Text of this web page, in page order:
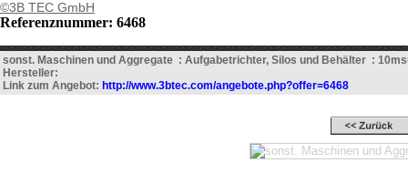
©3B TEC GmbH
Referenznummer: 6468
sonst. Maschinen und Aggregate : Aufgabetrichter, Silos und Behälter :
Hersteller:
Link zum Angebot: http://www.3btec.com/angebote.php?offer=6468